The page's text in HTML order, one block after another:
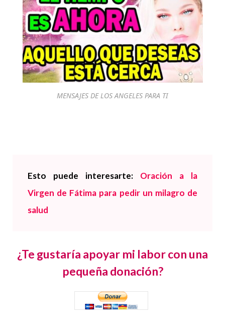
MENSAJES DE LOS ANGELES PARA TI
Esto puede interesarte: Oración a la
Virgen de Fátima para pedir un milagro de
salud
¿Te gustaría apoyar mi labor con una
pequeña donación?